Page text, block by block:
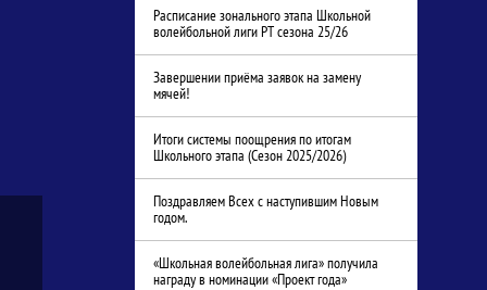
Расписание зонального этапа Школьной
волейбольной лиги РТ сезона 25/26
Завершении приёма заявок на замену
мячей!
Итоги системы поощрения по итогам
Школьного этапа (Сезон 2025/2026)
Поздравляем Всех с наступившим Новым
годом.
«Школьная волейбольная лига» получила
награду в номинации «Проект года»